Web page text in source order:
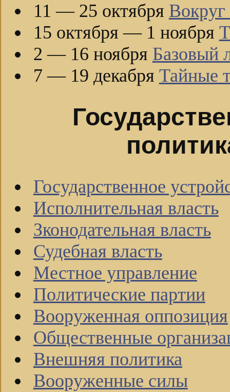
11 — 25 октября
15 октября — 1 ноября
2 — 16 ноября Базовый
7 — 19 декабря Тайные
Государственное
Исполнительная власть
Зконодательная власть
Судебная власть
Местное управление
Политические партии
Вооруженная оппозиция
Общественные
Внешняя политика
Вооруженные силы